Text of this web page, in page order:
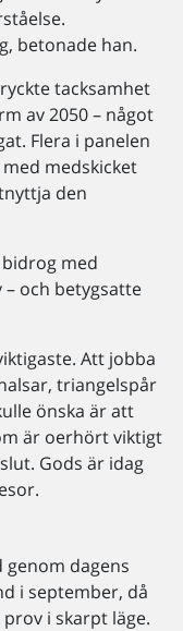
betonade han.
tacksamhet
av 2050 – något
Flera i panelen
medskicket
den
med
och betygsatte
Att jobba
triangelspår
önska är att
är oerhört viktigt
Gods är idag
dagens
i september, då
i skarpt läge.